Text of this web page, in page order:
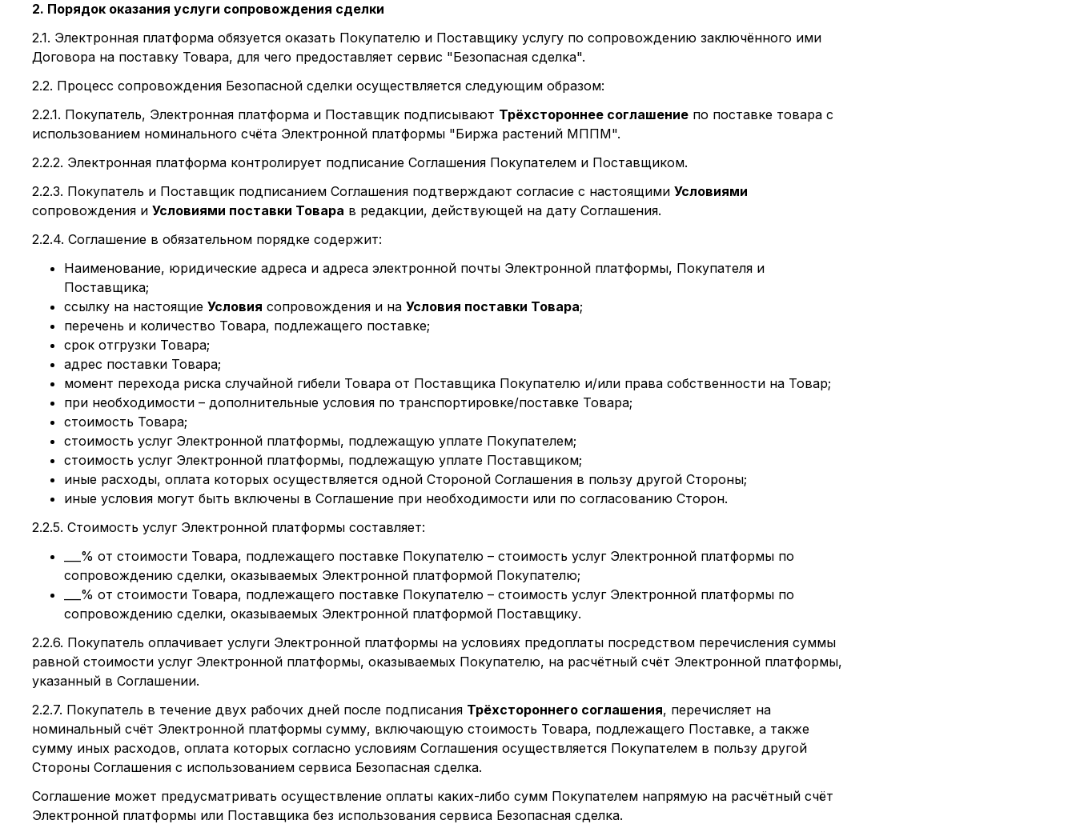
2. Порядок оказания услуги сопровождения сделки
2.1. Электронная платформа обязуется оказать Покупателю и Поставщику услугу по сопровождению заключённого ими
Договора на поставку Товара, для чего предоставляет сервис "Безопасная сделка".
2.2. Процесс сопровождения Безопасной сделки осуществляется следующим образом:
2.2.1. Покупатель, Электронная платформа и Поставщик подписывают Трёхстороннее соглашение по поставке товара с
использованием номинального счёта Электронной платформы "Биржа растений МППМ".
2.2.2. Электронная платформа контролирует подписание Соглашения Покупателем и Поставщиком.
2.2.3. Покупатель и Поставщик подписанием Соглашения подтверждают согласие с настоящими Условиями
сопровождения и Условиями поставки Товара в редакции, действующей на дату Соглашения.
2.2.4. Соглашение в обязательном порядке содержит:
Наименование, юридические адреса и адреса электронной почты Электронной платформы, Покупателя и
Поставщика;
ссылку на настоящие Условия сопровождения и на Условия поставки Товара;
перечень и количество Товара, подлежащего поставке;
срок отгрузки Товара;
адрес поставки Товара;
момент перехода риска случайной гибели Товара от Поставщика Покупателю и/или права собственности на Товар;
при необходимости – дополнительные условия по транспортировке/поставке Товара;
стоимость Товара;
стоимость услуг Электронной платформы, подлежащую уплате Покупателем;
стоимость услуг Электронной платформы, подлежащую уплате Поставщиком;
иные расходы, оплата которых осуществляется одной Стороной Соглашения в пользу другой Стороны;
иные условия могут быть включены в Соглашение при необходимости или по согласованию Сторон.
2.2.5. Стоимость услуг Электронной платформы составляет:
___% от стоимости Товара, подлежащего поставке Покупателю – стоимость услуг Электронной платформы по
сопровождению сделки, оказываемых Электронной платформой Покупателю;
___% от стоимости Товара, подлежащего поставке Покупателю – стоимость услуг Электронной платформы по
сопровождению сделки, оказываемых Электронной платформой Поставщику.
2.2.6. Покупатель оплачивает услуги Электронной платформы на условиях предоплаты посредством перечисления суммы
равной стоимости услуг Электронной платформы, оказываемых Покупателю, на расчётный счёт Электронной платформы,
указанный в Соглашении.
2.2.7. Покупатель в течение двух рабочих дней после подписания Трёхстороннего соглашения, перечисляет на
номинальный счёт Электронной платформы сумму, включающую стоимость Товара, подлежащего Поставке, а также
сумму иных расходов, оплата которых согласно условиям Соглашения осуществляется Покупателем в пользу другой
Стороны Соглашения с использованием сервиса Безопасная сделка.
Соглашение может предусматривать осуществление оплаты каких-либо сумм Покупателем напрямую на расчётный счёт
Электронной платформы или Поставщика без использования сервиса Безопасная сделка.